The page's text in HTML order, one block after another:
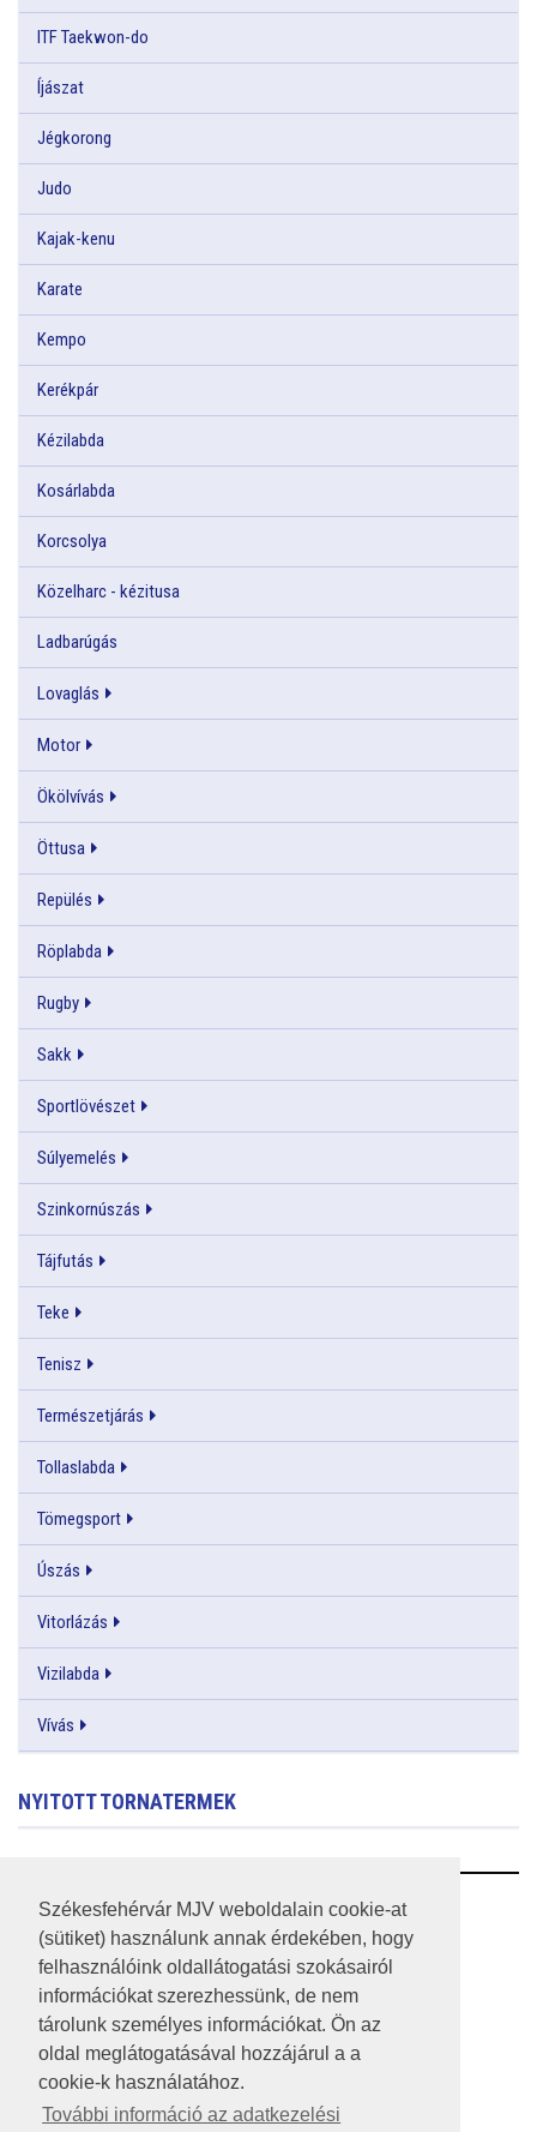
Székesfehérvár MJV weboldalain cookie-at
(sütiket) használunk annak érdekében, hogy
felhasználóink oldallátogatási szokásairól
információkat szerezhessünk, de nem
tárolunk személyes információkat. Ön az
oldal meglátogatásával hozzájárul a a
cookie-k használatához.
További információ az adatkezelési
ITF Taekwon-do
Íjászat
Jégkorong
Judo
Kajak-kenu
Karate
Kempo
Kerékpár
Kézilabda
Kosárlabda
Korcsolya
Közelharc - kézitusa
Ladbarúgás
Lovaglás
Motor
Ökölvívás
Öttusa
Repülés
Röplabda
Rugby
Sakk
Sportlövészet
Súlyemelés
Szinkornúszás
Tájfutás
Teke
Tenisz
Természetjárás
Tollaslabda
Tömegsport
Úszás
Vitorlázás
Vizilabda
Vívás
NYITOTT TORNATERMEK
RSS
A HONLAP 2017.03.31-I ÁLLAPOTA
JOGI NYILATKOZAT
IMPRESSZUM